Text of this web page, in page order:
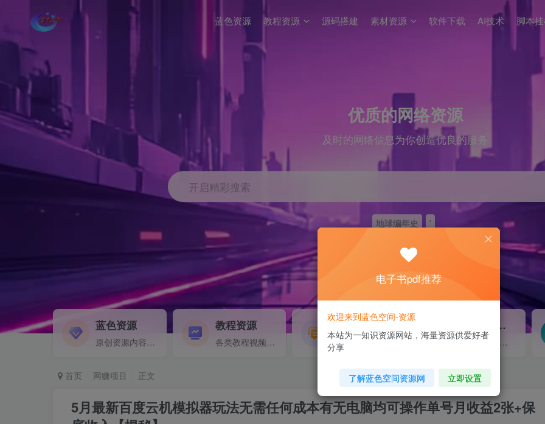
蓝色资源 教程资源 源码搭建 素材资源 软件下载 AI技术 脚本
优质的网络资源
及时的网络信息为你创造优良的服务
开启精彩搜索
地球编年史 '
蓝色资源
原创资源内容精选...
教程资源
各类教程视频音频等资源...
源码搭建
各类源码搭建...
素材资源NEW
海量素材,资源分享...
首页 网赚项目 正文
5月最新百度云机模拟器玩法无需任何成本有无电脑均可操作单号月收益2张+保
电子书pdf推荐
欢迎来到蓝色空间-资源
本站为一知识资源网站，海量资源供爱好者
分享
了解蓝色空间资源网 立即设置